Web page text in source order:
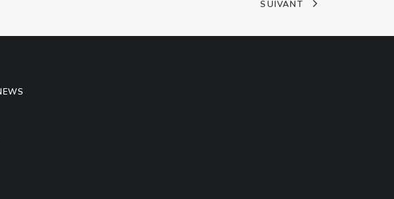
SUIVANT